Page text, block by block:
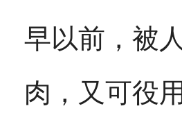
早以前，被
肉，又可役